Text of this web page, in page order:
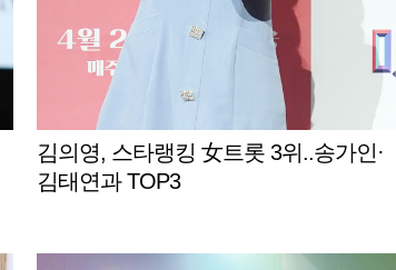
김의영, 스타랭킹 女트롯 3위..송가인·
김태연과 TOP3